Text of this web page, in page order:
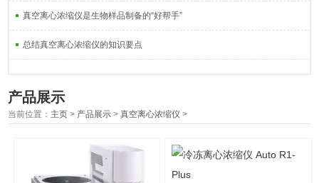
真空离心浓缩仪是生物样品制备的“好帮手”
总结真空离心浓缩仪的知识要点
产品展示
当前位置： 主页 > 产品展示 >真空离心浓缩仪 >